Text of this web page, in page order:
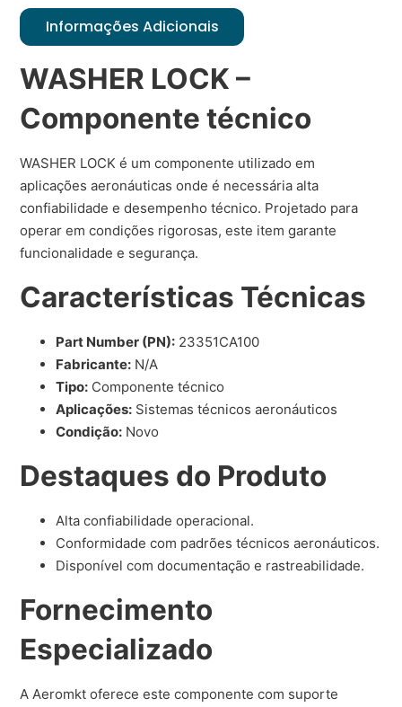
Informações Adicionais
WASHER LOCK –
Componente técnico
WASHER LOCK é um componente utilizado em
aplicações aeronáuticas onde é necessária alta
confiabilidade e desempenho técnico. Projetado para
operar em condições rigorosas, este item garante
funcionalidade e segurança.
Características Técnicas
Part Number (PN): 23351CA100
Fabricante: N/A
Tipo: Componente técnico
Aplicações: Sistemas técnicos aeronáuticos
Condição: Novo
Destaques do Produto
Alta confiabilidade operacional.
Conformidade com padrões técnicos aeronáuticos.
Disponível com documentação e rastreabilidade.
Fornecimento
Especializado
A Aeromkt oferece este componente com suporte